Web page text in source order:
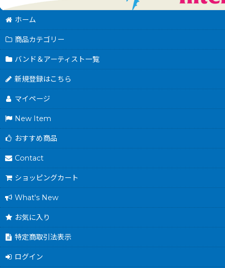
ホーム
商品カテゴリー
バンド＆アーティスト一覧
新規登録はこちら
マイページ
New Item
おすすめ商品
Contact
ショッピングカート
What's New
お気に入り
特定商取引法表示
ログイン